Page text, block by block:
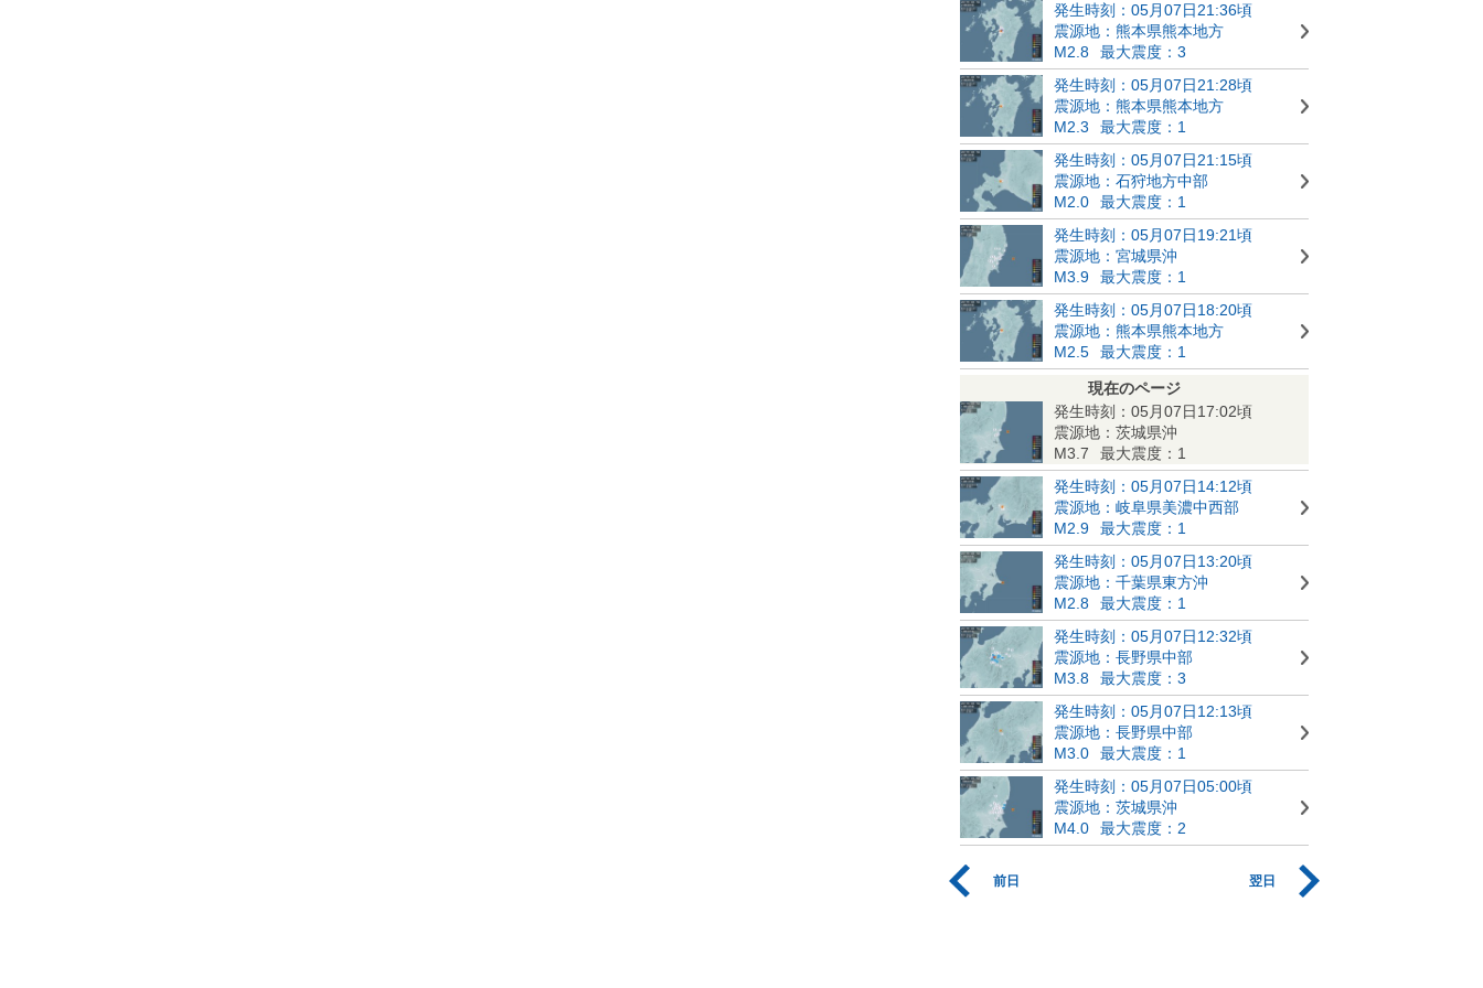
発生時刻：05月07日21:36頃
震源地：熊本県熊本地方
M2.8
最大震度：3
発生時刻：05月07日21:28頃
震源地：熊本県熊本地方
M2.3
最大震度：1
発生時刻：05月07日21:15頃
震源地：石狩地方中部
M2.0
最大震度：1
発生時刻：05月07日19:21頃
震源地：宮城県沖
M3.9
最大震度：1
発生時刻：05月07日18:20頃
震源地：熊本県熊本地方
M2.5
最大震度：1
現在のページ
発生時刻：05月07日17:02頃
震源地：茨城県沖
M3.7
最大震度：1
発生時刻：05月07日14:12頃
震源地：岐阜県美濃中西部
M2.9
最大震度：1
発生時刻：05月07日13:20頃
震源地：千葉県東方沖
M2.8
最大震度：1
発生時刻：05月07日12:32頃
震源地：長野県中部
M3.8
最大震度：3
発生時刻：05月07日12:13頃
震源地：長野県中部
M3.0
最大震度：1
発生時刻：05月07日05:00頃
震源地：茨城県沖
M4.0
最大震度：2
前日 翌日